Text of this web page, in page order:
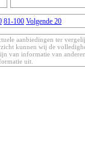
81-100 Volgende 20
aanbiedingen ter
kunnen wij de
van informatie van
uit.